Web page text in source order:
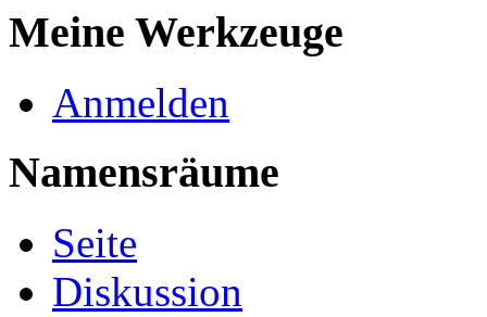
Meine Werkzeuge
Anmelden
Namensräume
Seite
Diskussion